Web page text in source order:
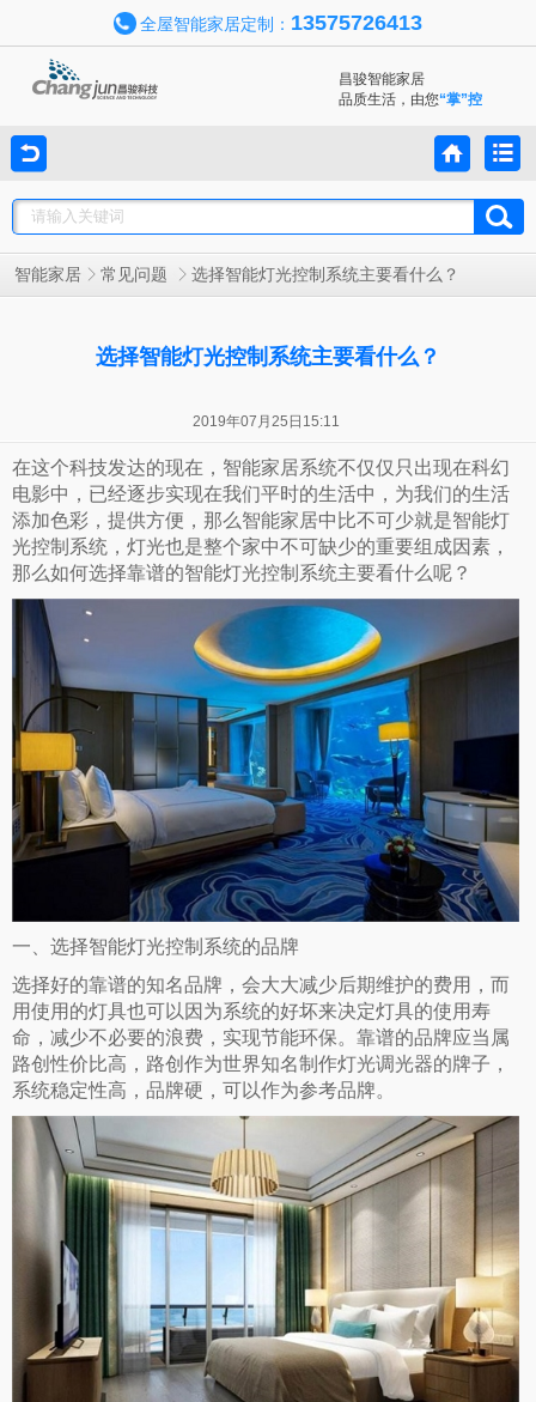
全屋智能家居定制： 13575726413
昌骏智能家居
品质生活，由您“掌”控
智能家居 常见问题 选择智能灯光控制系统主要看什么？
选择智能灯光控制系统主要看什么？
2019年07月25日15:11
在这个科技发达的现在，智能家居系统不仅仅只出现在科幻
电影中，已经逐步实现在我们平时的生活中，为我们的生活
添加色彩，提供方便，那么智能家居中比不可少就是智能灯
光控制系统，灯光也是整个家中不可缺少的重要组成因素，
那么如何选择靠谱的智能灯光控制系统主要看什么呢？
一、 选择智能灯光控制系统的品牌
选择好的靠谱的知名品牌，会大大减少后期维护的费用，而
用使用的灯具也可以因为系统的好坏来决定灯具的使用寿
命，减少不必要的浪费，实现节能环保。靠谱的品牌应当属
路创性价比高，路创作为世界知名制作灯光调光器的牌子，
系统稳定性高，品牌硬，可以作为参考品牌。